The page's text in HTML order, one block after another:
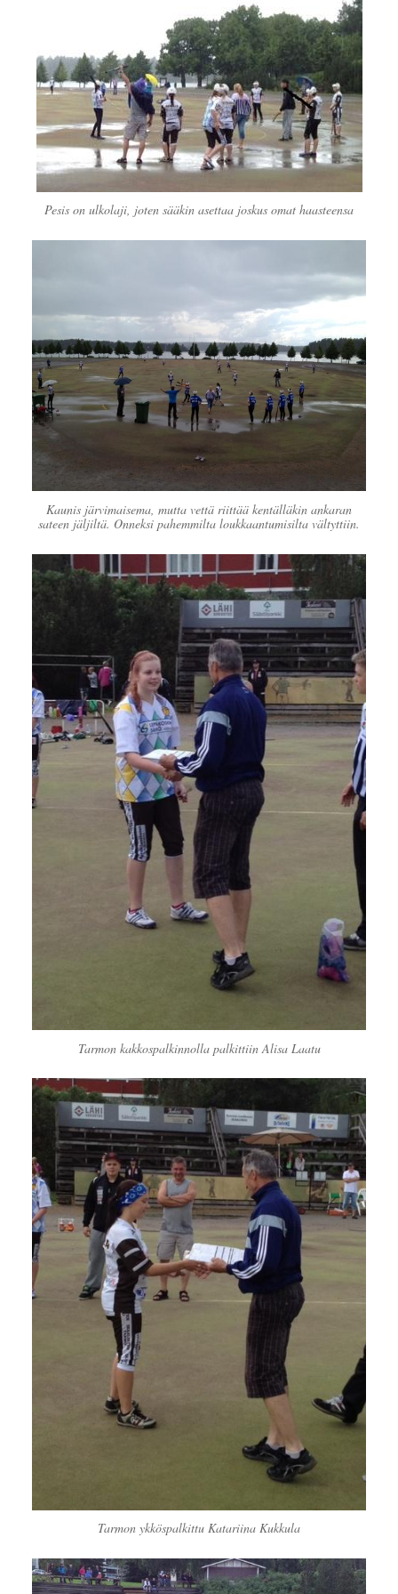
Pesis on ulkolaji, joten sääkin asettaa joskus omat haasteensa
Kaunis järvimaisema, mutta vettä riittää kentälläkin ankaran
sateen jäljiltä. Onneksi pahemmilta loukkaantumisilta vältyttiin.
Tarmon kakkospalkinnolla palkittiin Alisa Laatu
Tarmon ykköspalkittu Katariina Kukkula